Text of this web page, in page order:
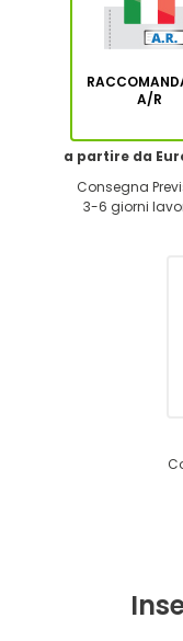
A/R
a partire da
Consegna
3-6 giorni